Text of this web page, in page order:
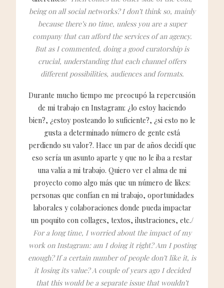
being on all social networks? I don’t think so, mainly
because there’s no time, unless you are a super
company that can afford the services of an agency.
But as I commented, doing a good curatorship is
crucial, understanding that each channel offers
different possibilities, audiences and formats.
Durante mucho tiempo me preocupó la repercusión
de mi trabajo en Instagram: ¿lo estoy haciendo
bien?, ¿estoy posteando lo suficiente?, ¿si esto no le
gusta a determinado número de gente está
perdiendo su valor?. Hace un par de años decidí que
eso sería un asunto aparte y que no le iba a restar
una valía a mi trabajo. Quiero ver el alma de mi
proyecto como algo más que un número de likes:
personas que confían en mi trabajo, oportunidades
laborales y colaboraciones donde pueda impactar
un poquito con collages, textos, ilustraciones, etc./
For a long time, I worried about the impact of my
work on Instagram: am I doing it right? Am I posting
enough? If a certain number of people don’t like it, is
it losing its value? A couple of years ago I decided
that this would be a separate issue that wouldn’t